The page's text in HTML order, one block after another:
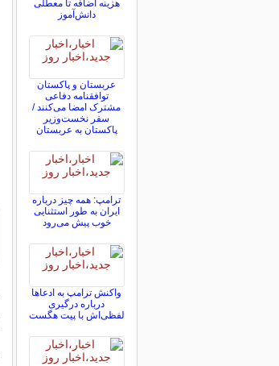
هزینه اضافه تا معطلی
دانش‌آموز
عربستان و پاکستان
توافقنامه دفاعی
مشترک امضا می‌کنند /
سفر نخست‌وزیر
پاکستان به عربستان
ترامپ: همه چیز درباره
ایران به طور استثنایی
خوب پیش می‌رود
واکنش ترامپ به ادعاها
درباره درگیری
لفظی‌اش با پیت هگست